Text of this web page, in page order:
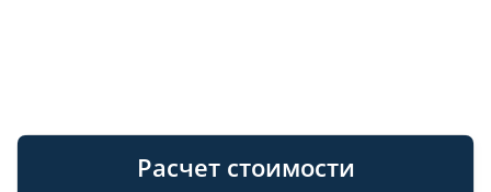
Расчет стоимости